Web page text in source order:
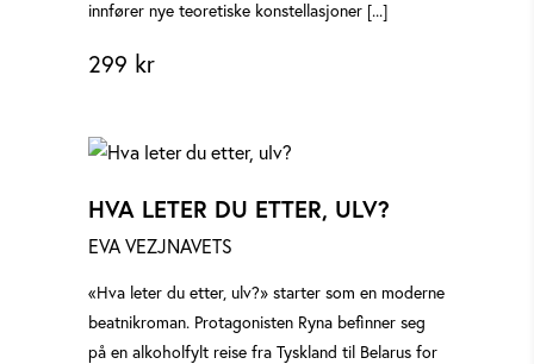
innfører nye teoretiske konstellasjoner [...]
299 kr
HVA LETER DU ETTER, ULV?
EVA VEZJNAVETS
«Hva leter du etter, ulv?» starter som en moderne
beatnikroman. Protagonisten Ryna befinner seg
på en alkoholfylt reise fra Tyskland til Belarus for